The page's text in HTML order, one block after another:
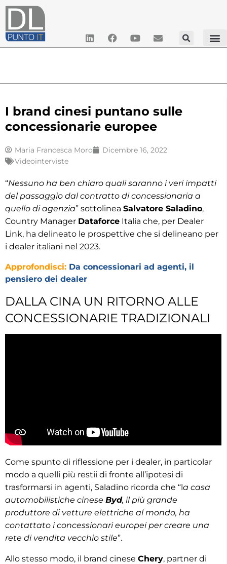
I brand cinesi puntano sulle
concessionarie europee
Maria Francesca Moro
Dicembre 16, 2022
Videointerviste
“Nessuno ha ben chiaro quali saranno i veri impatti
del passaggio dal contratto di concessionaria a
quello di agenzia” sottolinea Salvatore Saladino,
Country Manager Dataforce Italia che, per Dealer
Link, ha delineato le prospettive che si delineano per
i dealer italiani nel 2023.
Approfondisci: Da concessionari ad agenti, il
pensiero dei dealer
DALLA CINA UN RITORNO ALLE
CONCESSIONARIE TRADIZIONALI
Come spunto di riflessione per i dealer, in particolar
modo a quelli più restii di fronte all’ipotesi di
trasformarsi in agenti, Saladino ricorda che “la casa
automobilistiche cinese Byd, il più grande
produttore di vetture elettriche al mondo, ha
contattato i concessionari europei per creare una
rete di vendita vecchio stile”.
Allo stesso modo, il brand cinese Chery, partner di